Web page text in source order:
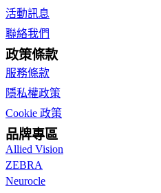
活動訊息
聯絡我們
政策條款
服務條款
隱私權政策
Cookie 政策
品牌專區
Allied Vision
ZEBRA
Neurocle